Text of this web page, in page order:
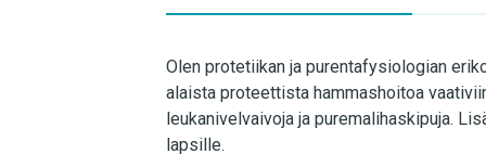
Olen protetiikan ja purentafysiologian
alaista proteettista hammashoitoa
leukanivelvaivoja ja puremalihaskipuja.
lapsille.